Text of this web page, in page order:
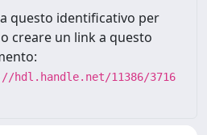
questo identificativo per
creare un link a questo
hdl.handle.net/11386/3716